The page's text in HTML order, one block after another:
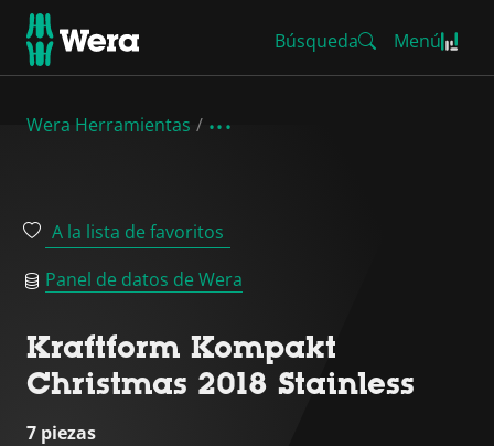
Búsqueda Menú
Wera Herramientas
A la lista de favoritos
Panel de datos de Wera
Kraftform Kompakt
Christmas 2018 Stainless
7 piezas